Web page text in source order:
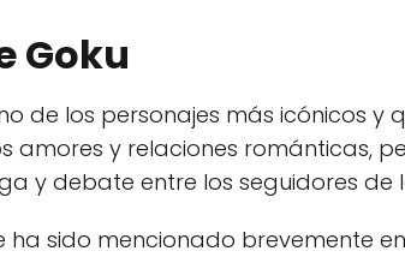
Goku
de los personajes más icónicos y
amores y relaciones románticas,
y debate entre los seguidores de
ha sido mencionado brevemente